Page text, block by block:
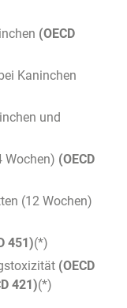
(OECD
Kaninchen
und
Wochen) (OECD
(12 Wochen)
451)(*)
(OECD
421)(*)